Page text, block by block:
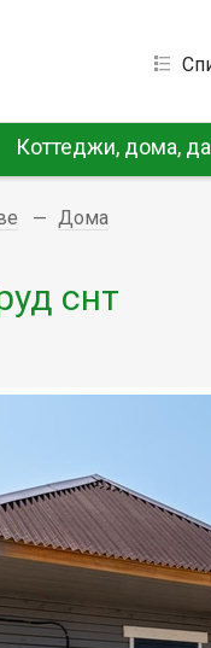
Коттеджи, дома,
Дома
снт